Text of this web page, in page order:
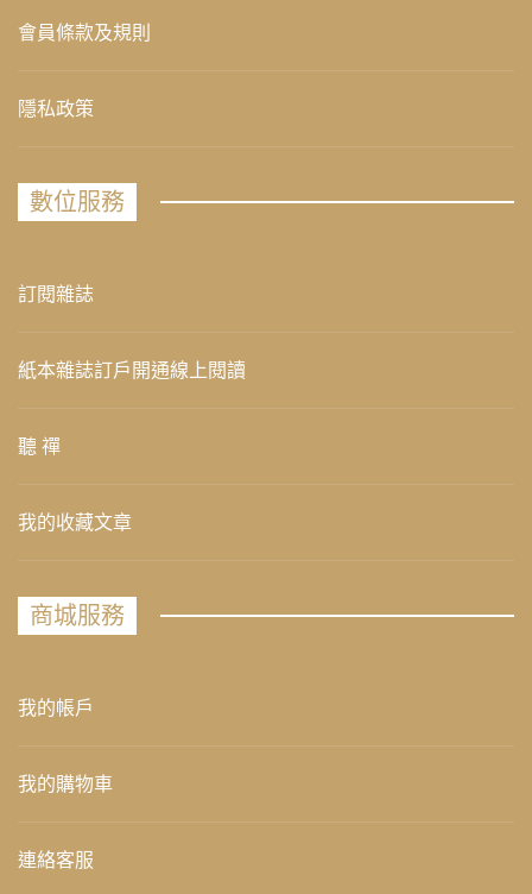
會員條款及規則
隱私政策
數位服務
訂閱雜誌
紙本雜誌訂戶開通線上閱讀
聽 禪
我的收藏文章
商城服務
我的帳戶
我的購物車
連絡客服